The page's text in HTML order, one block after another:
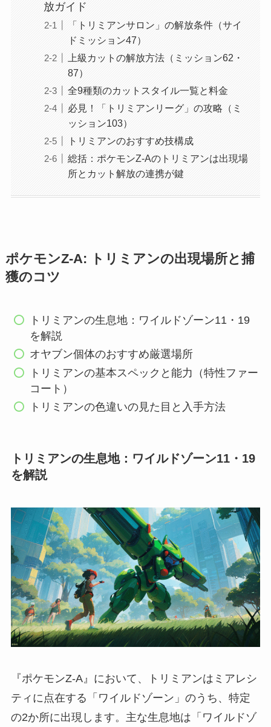
放ガイド
「トリミアンサロン」の解放条件（サイ
ドミッション47）
上級カットの解放方法（ミッション62・
87）
全9種類のカットスタイル一覧と料金
必見！「トリミアンリーグ」の攻略（ミ
ッション103）
トリミアンのおすすめ技構成
総括：ポケモンZ-Aのトリミアンは出現場
所とカット解放の連携が鍵
ポケモンZ-A: トリミアンの出現場所と捕
獲のコツ
トリミアンの生息地：ワイルドゾーン11・19
を解説
オヤブン個体のおすすめ厳選場所
トリミアンの基本スペックと能力（特性ファー
コート）
トリミアンの色違いの見た目と入手方法
トリミアンの生息地：ワイルドゾーン11・19
を解説
『ポケモンZ-A』において、トリミアンはミアレシ
ティに点在する「ワイルドゾーン」のうち、特定
の2か所に出現します。主な生息地は「ワイルドゾ